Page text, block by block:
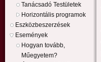
Tanácsadó Testületek
Horizontális programok
Eszközbeszerzések
Események
Hogyan tovább,
Műegyetem?